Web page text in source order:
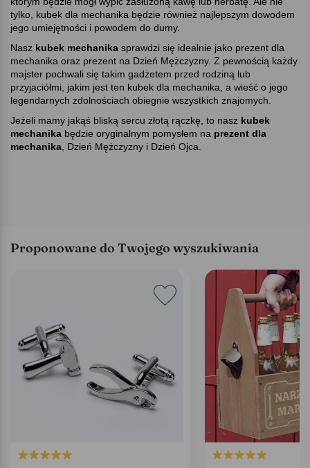
tylko, kubek dla mechanika będzie również najlepszym dowodem
jego umiejętności i powodem do dumy.
Nasz kubek mechanika sprawdzi się idealnie jako prezent dla
mechanika oraz prezent na Dzień Mężczyzny. Z pewnością każdy
majster pochwali się takim gadżetem przed rodziną lub
przyjaciółmi, jakim jest ten kubek dla mechanika, a wieść o jego
legendarnych zdolnościach obiegnie wszystkich znajomych.
Jeżeli mamy jakąś bliską sercu złotą rączkę, to nasz kubek
mechanika będzie oryginalnym pomysłem na prezent dla
mechanika , Dzień Mężczyzny i Dzień Ojca.
Proponowane do Twojego wyszukiwania